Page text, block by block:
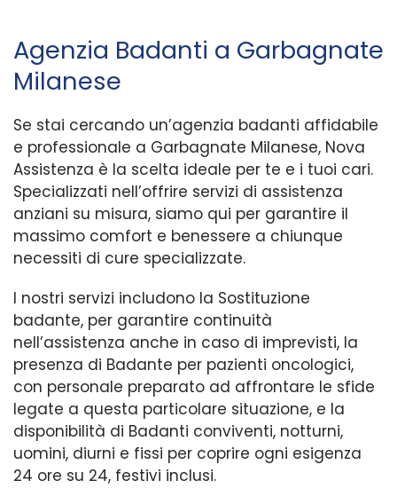
Agenzia Badanti a Garbagnate
Milanese
Se stai cercando un’agenzia badanti affidabile
e professionale a Garbagnate Milanese, Nova
Assistenza è la scelta ideale per te e i tuoi cari.
Specializzati nell’offrire servizi di assistenza
anziani su misura, siamo qui per garantire il
massimo comfort e benessere a chiunque
necessiti di cure specializzate.
I nostri servizi includono la Sostituzione
badante, per garantire continuità
nell’assistenza anche in caso di imprevisti, la
presenza di Badante per pazienti oncologici,
con personale preparato ad affrontare le sfide
legate a questa particolare situazione, e la
disponibilità di Badanti conviventi, notturni,
uomini, diurni e fissi per coprire ogni esigenza
24 ore su 24, festivi inclusi.